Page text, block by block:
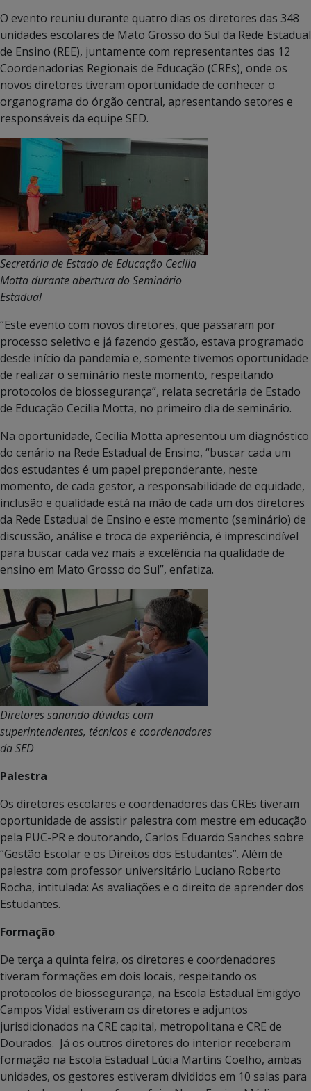
O evento reuniu durante quatro dias os diretores das 348
unidades escolares de Mato Grosso do Sul da Rede Estadual
de Ensino (REE), juntamente com representantes das 12
Coordenadorias Regionais de Educação (CREs), onde os
novos diretores tiveram oportunidade de conhecer o
organograma do órgão central, apresentando setores e
responsáveis da equipe SED.
Secretária de Estado de Educação Cecilia
Motta durante abertura do Seminário
Estadual
“Este evento com novos diretores, que passaram por
processo seletivo e já fazendo gestão, estava programado
desde início da pandemia e, somente tivemos oportunidade
de realizar o seminário neste momento, respeitando
protocolos de biossegurança”, relata secretária de Estado
de Educação Cecilia Motta, no primeiro dia de seminário.
Na oportunidade, Cecilia Motta apresentou um diagnóstico
do cenário na Rede Estadual de Ensino, “buscar cada um
dos estudantes é um papel preponderante, neste
momento, de cada gestor, a responsabilidade de equidade,
inclusão e qualidade está na mão de cada um dos diretores
da Rede Estadual de Ensino e este momento (seminário) de
discussão, análise e troca de experiência, é imprescindível
para buscar cada vez mais a excelência na qualidade de
ensino em Mato Grosso do Sul”, enfatiza.
Diretores sanando dúvidas com
superintendentes, técnicos e coordenadores
da SED
Palestra
Os diretores escolares e coordenadores das CREs tiveram
oportunidade de assistir palestra com mestre em educação
pela PUC-PR e doutorando, Carlos Eduardo Sanches sobre
“Gestão Escolar e os Direitos dos Estudantes”. Além de
palestra com professor universitário Luciano Roberto
Rocha, intitulada: As avaliações e o direito de aprender dos
Estudantes.
Formação
De terça a quinta feira, os diretores e coordenadores
tiveram formações em dois locais, respeitando os
protocolos de biossegurança, na Escola Estadual Emigdyo
Campos Vidal estiveram os diretores e adjuntos
jurisdicionados na CRE capital, metropolitana e CRE de
Dourados. Já os outros diretores do interior receberam
formação na Escola Estadual Lúcia Martins Coelho, ambas
unidades, os gestores estiveram divididos em 10 salas para